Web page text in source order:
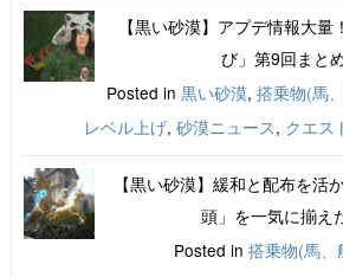
【黒い砂漠】アプデ情報大量
び」第9回まと
Posted in 黒い砂漠, 搭乗物(馬
レベル上げ, 砂漠ニュース, クエス
【黒い砂漠】緩和と配布を活
頭」を一気に揃え
Posted in 搭乗物(馬、